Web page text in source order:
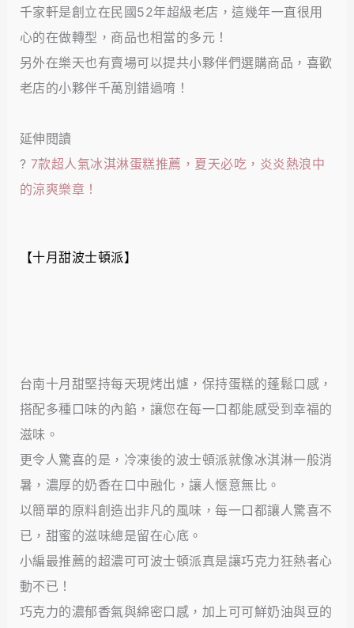
千家軒是創立在民國52年超級老店，這幾年一直很用
心的在做轉型，商品也相當的多元！
另外在樂天也有賣場可以提共小夥伴們選購商品，喜歡
老店的小夥伴千萬別錯過唷！
延伸閱讀
? 7款超人氣冰淇淋蛋糕推薦，夏天必吃，炎炎熱浪中
的涼爽樂章！
【十月甜波士頓派】
台南十月甜堅持每天現烤出爐，保持蛋糕的蓬鬆口感，
搭配多種口味的內餡，讓您在每一口都能感受到幸福的
滋味。
更令人驚喜的是，冷凍後的波士頓派就像冰淇淋一般消
暑，濃厚的奶香在口中融化，讓人愜意無比。
以簡單的原料創造出非凡的風味，每一口都讓人驚喜不
已，甜蜜的滋味總是留在心底。
小編最推薦的超濃可可波士頓派真是讓巧克力狂熱者心
動不已！
巧克力的濃郁香氣與綿密口感，加上可可鮮奶油與豆的